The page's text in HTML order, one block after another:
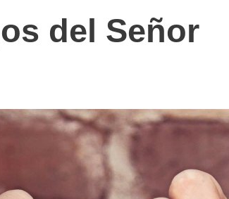
del Señor